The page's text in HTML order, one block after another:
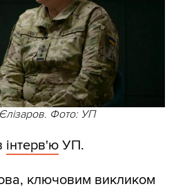
Фото: УП
інтерв'ю УП.
ключовим викликом